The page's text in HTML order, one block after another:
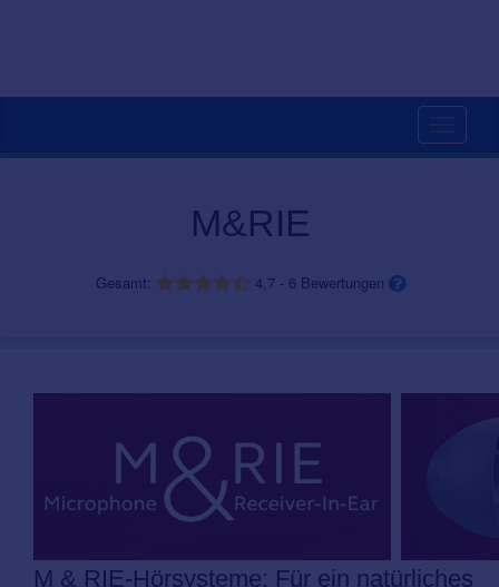
M&RIE
Gesamt: 4,7- 6 Bewertungen
M & RIE-Hörsysteme: Für ein natürliches